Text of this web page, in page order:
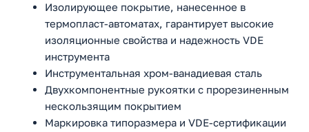
Изолирующее покрытие, нанесенное в
термопласт-автоматах, гарантирует высокие
изоляционные свойства и надежность VDE
инструмента
Инструментальная хром-ванадиевая сталь
Двухкомпонентные рукоятки с прорезиненным
нескользящим покрытием
Маркировка типоразмера и VDE-сертификации